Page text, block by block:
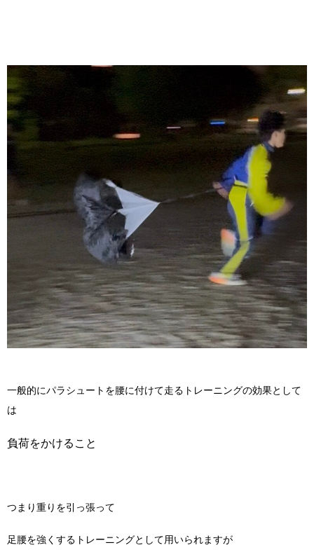
一般的にパラシュートを腰に付けて走るトレーニングの効果として
は
負荷をかけること
つまり重りを引っ張って
足腰を強くするトレーニングとして用いられますが